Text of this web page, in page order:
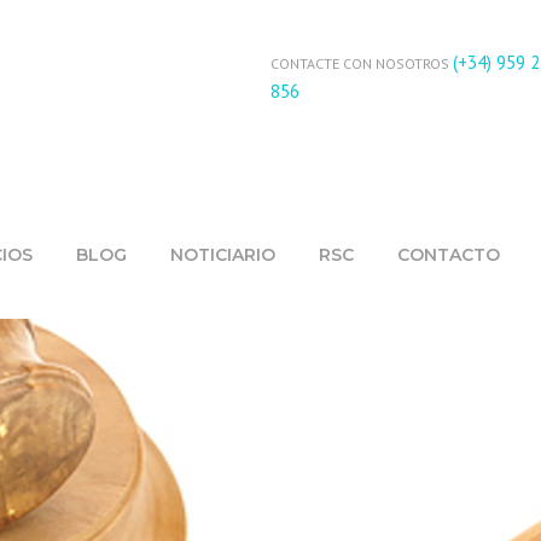
CONTACTE CON NOSOTROS (+34) 959
856
BLOG NOTICIARIO RSC CONTACTO